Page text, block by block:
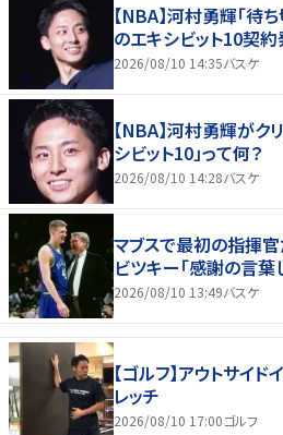
【NBA】河村勇輝「待
のエキシビット10契
2026/08/10 14:35バスケ
【NBA】河村勇輝がク
シビット10」って何？
2026/08/10 14:28バスケ
マブスで最初の指揮
ビツキー「感謝の言葉
2026/08/10 13:49バスケ
【ゴルフ】アウトサイ
レッチ
2026/08/10 17:00ゴルフ